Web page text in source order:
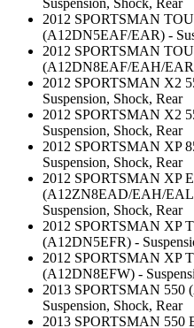
Suspension, Shock, Rear
2012 SPORTSMAN
(A12DN5EAF/EAR) -
2012 SPORTSMAN
(A12DN8EAF/EAH/
2012 SPORTSMAN X2
Suspension, Shock, Rear
2012 SPORTSMAN X2
Suspension, Shock, Rear
2012 SPORTSMAN XP
Suspension, Shock, Rear
2012 SPORTSMAN XP
(A12ZN8EAD/EAH/
Suspension, Shock, Rear
2012 SPORTSMAN XP
(A12DN5EFR) -
2012 SPORTSMAN XP
(A12DN8EFW) -
2013 SPORTSMAN
Suspension, Shock, Rear
2013 SPORTSMAN